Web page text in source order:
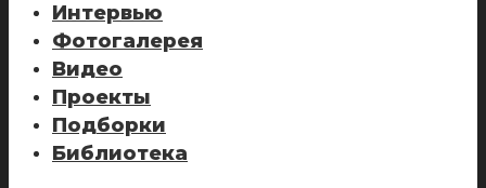
Интервью
Фотогалерея
Видео
Проекты
Подборки
Библиотека